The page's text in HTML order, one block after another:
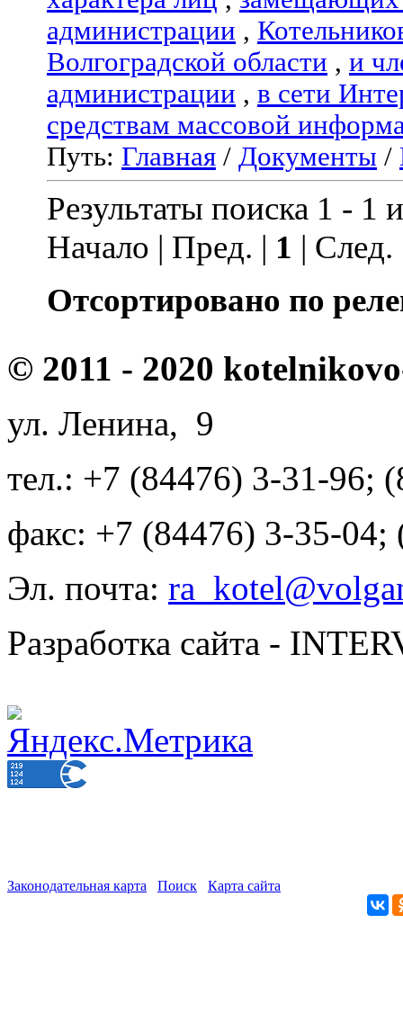
администрации ,
Волгоградской области , и
администрации , в сети
средствам массовой
Путь: Главная / Документы /
Результаты поиска 1 - 1
Начало | Пред. | 1 |
Отсортировано по
© 2011 - 2020
ул. Ленина, 9
тел.: +7 (84476) 3-31-96;
факс: +7 (84476) 3-35-04;
Эл. почта:
Разработка сайта -
Законодательная карта Поиск Карта сайта